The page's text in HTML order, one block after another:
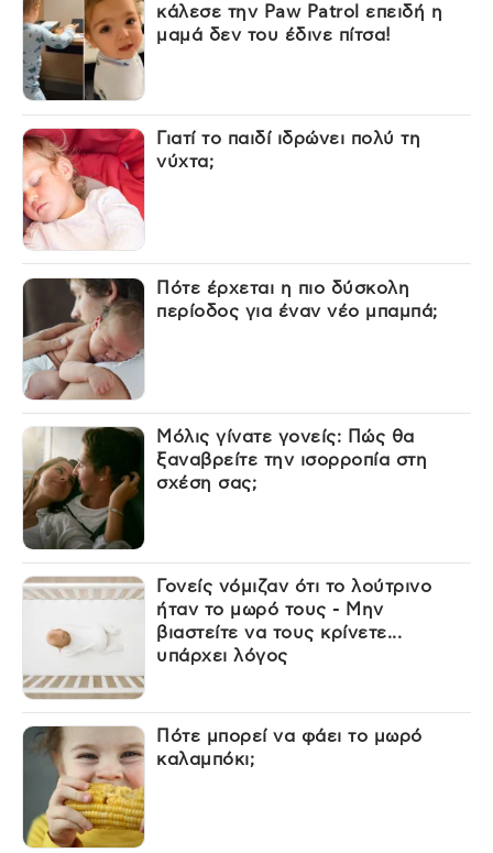
κάλεσε την Paw Patrol επειδή η
μαμά δεν του έδινε πίτσα!
Γιατί το παιδί ιδρώνει πολύ τη
νύχτα;
Πότε έρχεται η πιο δύσκολη
περίοδος για έναν νέο μπαμπά;
Μόλις γίνατε γονείς: Πώς θα
ξαναβρείτε την ισορροπία στη
σχέση σας;
Γονείς νόμιζαν ότι το λούτρινο
ήταν το μωρό τους - Μην
βιαστείτε να τους κρίνετε...
υπάρχει λόγος
Πότε μπορεί να φάει το μωρό
καλαμπόκι;